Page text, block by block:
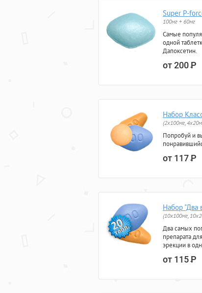
Super P-
100мг + 60мг
Самые
одной
Дапоксетин.
от 200Р
Набор
(2x100мг,
Попробуй и
от 117Р
Набор "Два
(10x100мг,
Два самых
препарата
эрекции в
от 115Р